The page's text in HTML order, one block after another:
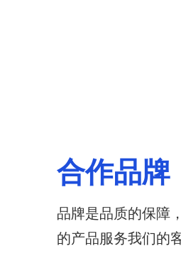
合作品牌
品牌是品质的保障
的产品服务我们的